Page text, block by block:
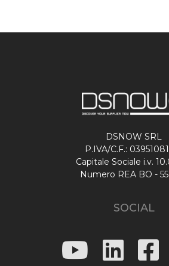
DSNOW SRL
P.IVA/C.F.:
Capitale Sociale i.v.
Numero REA BO -
SOCIAL